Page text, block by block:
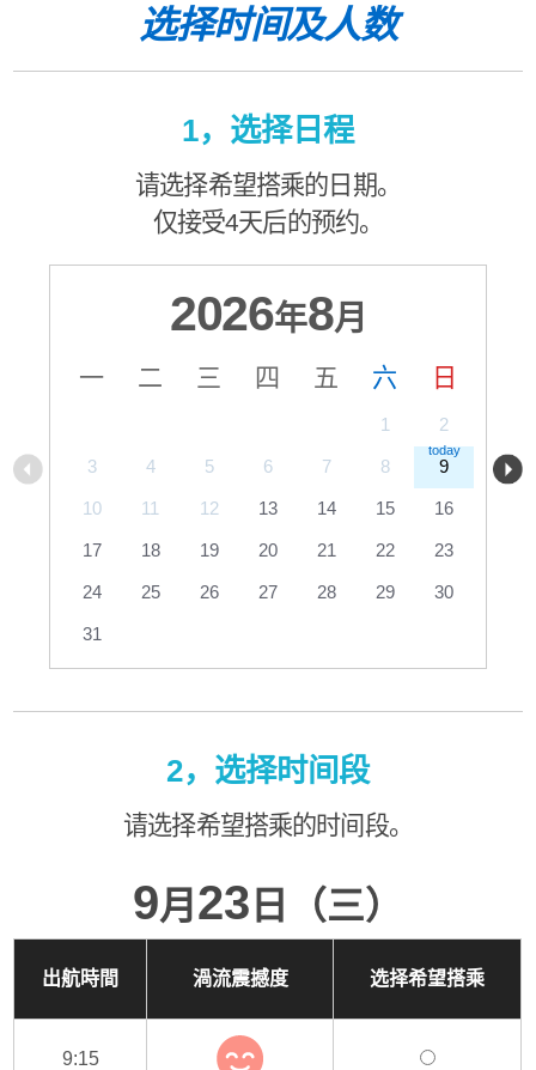
选择时间及人数
1，选择日程
请选择希望搭乘的日期。
仅接受4天后的预约。
2026年8月
一 二 三 四 五 六 日
1 2
3 4 5 6 7 8 9
10 11 12 13 14 15 16
17 18 19 20 21 22 23
24 25 26 27 28 29 30
31
2，选择时间段
请选择希望搭乘的时间段。
9月 23 日（三）
出航時間 渦流震撼度 选择希望搭乘
9:15